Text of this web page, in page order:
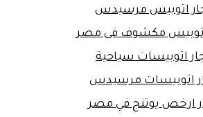
اتوبيس مرسيدس
اتوبيس مكشوف فى مصر
اتوبيسات سياحية
اتوبيسات مرسيدس
ارخص يوتنج في مصر